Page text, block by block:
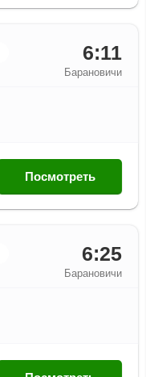
6:11
Барановичи
Посмотреть
6:25
Барановичи